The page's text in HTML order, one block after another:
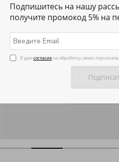
Подпишитесь на нашу
получите промокод 5% на
Я даюсогласие на обработку своих